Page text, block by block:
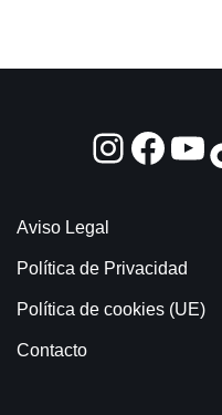
Aviso Legal
Política de Privacidad
Política de cookies (UE)
Contacto